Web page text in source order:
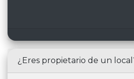
¿Eres propietario de un